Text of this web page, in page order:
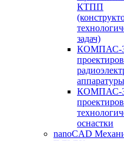
КТПП
задач)
КОМПАС-
аппаратуры
КОМПАС-
оснастки
nanoCAD